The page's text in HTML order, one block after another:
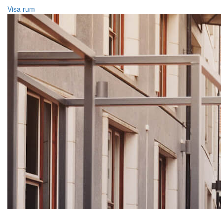
Visa rum